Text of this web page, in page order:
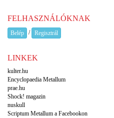
FELHASZNÁLÓKNAK
Belép / Regisztrál
LINKEK
kulter.hu
Encyclopaedia Metallum
prae.hu
Shock! magazin
nuskull
Scriptum Metallum a Facebookon